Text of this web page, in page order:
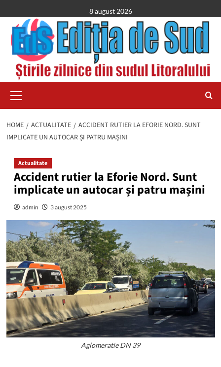
to
content
8 august 2026
Menu
HOME ACTUALITATE
ACCIDENT RUTIER LA EFORIE NORD. SUNT
IMPLICATE UN AUTOCAR ȘI PATRU MAȘINI
Actualitate
Accident rutier la Eforie Nord. Sunt
implicate un autocar și patru mașini
admin 3 august 2025
Aglomeratie DN 39